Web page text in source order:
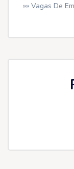
»» Vagas De